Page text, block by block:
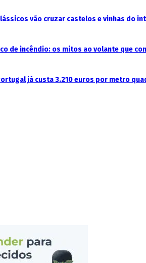
vão cruzar castelos e vinhas do
de incêndio: os mitos ao volante que
já custa 3.210 euros por metro